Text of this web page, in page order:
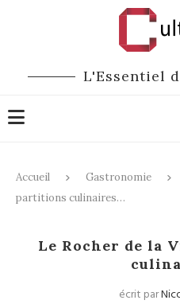
L'Essentiel
Accueil Gastronomie
partitions culinaires…
Le Rocher de la
écrit par